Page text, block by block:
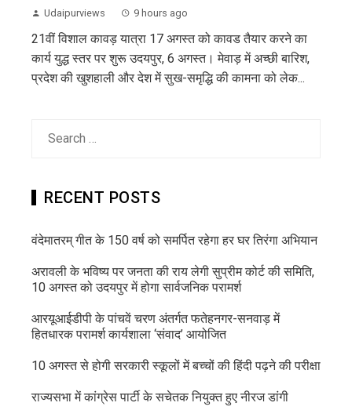
Udaipurviews 9 hours ago
21वीं विशाल कावड़ यात्रा 17 अगस्त को कावड तैयार करने का
कार्य युद्ध स्तर पर शुरू उदयपुर, 6 अगस्त। मेवाड़ में अच्छी बारिश,
प्रदेश की खुशहाली और देश में सुख-समृद्धि की कामना को लेक...
RECENT POSTS
वंदेमातरम् गीत के 150 वर्ष को समर्पित रहेगा हर घर तिरंगा अभियान
अरावली के भविष्य पर जनता की राय लेगी सुप्रीम कोर्ट की समिति,
10 अगस्त को उदयपुर में होगा सार्वजनिक परामर्श
आरयूआईडीपी के पांचवें चरण अंतर्गत फतेहनगर-सनवाड़ में
हितधारक परामर्श कार्यशाला ‘संवाद’ आयोजित
10 अगस्त से होगी सरकारी स्कूलों में बच्चों की हिंदी पढ़ने की परीक्षा
राज्यसभा में कांग्रेस पार्टी के सचेतक नियुक्त हुए नीरज डांगी